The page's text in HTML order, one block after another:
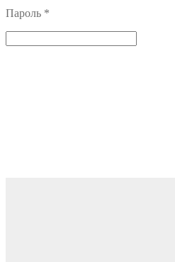
Пароль *